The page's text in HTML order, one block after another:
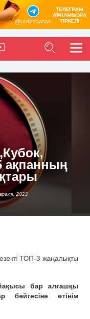
ақпанның
2023
ТОП-3 жаңалықты
бар алғашқы
бәйгесіне өтінім